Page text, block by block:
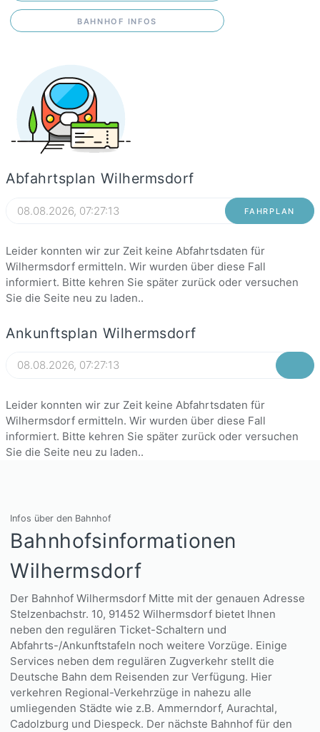
BAHNHOF INFOS
Abfahrtsplan Wilhermsdorf
FAHRPLAN
Leider konnten wir zur Zeit keine Abfahrtsdaten für
Wilhermsdorf ermitteln. Wir wurden über diese Fall
informiert. Bitte kehren Sie später zurück oder versuchen
Sie die Seite neu zu laden..
Ankunftsplan Wilhermsdorf
Leider konnten wir zur Zeit keine Abfahrtsdaten für
Wilhermsdorf ermitteln. Wir wurden über diese Fall
informiert. Bitte kehren Sie später zurück oder versuchen
Sie die Seite neu zu laden..
Infos über den Bahnhof
Bahnhofsinformationen
Wilhermsdorf
Der Bahnhof Wilhermsdorf Mitte mit der genauen Adresse
Stelzenbachstr. 10, 91452 Wilhermsdorf bietet Ihnen
neben den regulären Ticket-Schaltern und
Abfahrts-/Ankunftstafeln noch weitere Vorzüge. Einige
Services neben dem regulären Zugverkehr stellt die
Deutsche Bahn dem Reisenden zur Verfügung. Hier
verkehren Regional-Verkehrzüge in nahezu alle
umliegenden Städte wie z.B. Ammerndorf, Aurachtal,
Cadolzburg und Diespeck. Der nächste Bahnhof für den